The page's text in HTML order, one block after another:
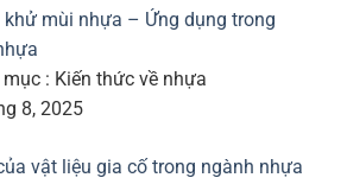
khử mùi nhựa – Ứng dụng trong
mục : Kiến thức về nhựa
8, 2025
vật liệu gia cố trong ngành nhựa